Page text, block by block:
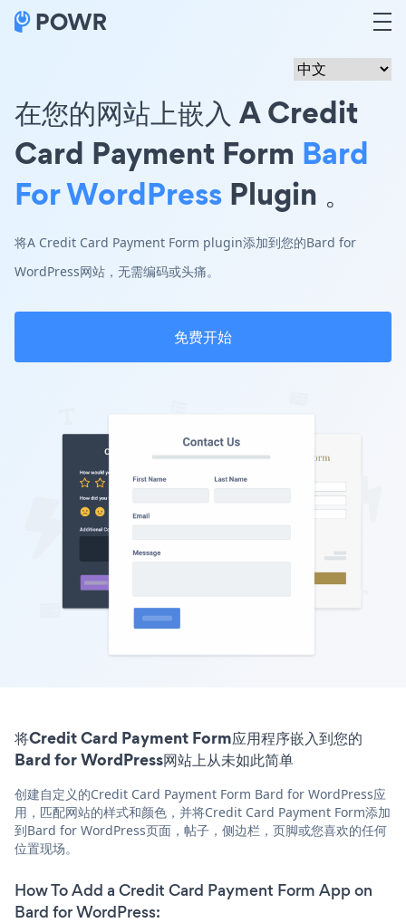
在您的网站上嵌入 A Credit
Card Payment Form Bard
For WordPress Plugin 。
将A Credit Card Payment Form plugin添加到您的Bard for
WordPress网站，无需编码或头痛。
免费开始
将Credit Card Payment Form应用程序嵌入到您的
Bard for WordPress网站上从未如此简单
创建自定义的Credit Card Payment Form Bard for WordPress应
用，匹配网站的样式和颜色，并将Credit Card Payment Form添加
到Bard for WordPress页面，帖子，侧边栏，页脚或您喜欢的任何
位置现场。
How To Add a Credit Card Payment Form App on
Bard for WordPress: